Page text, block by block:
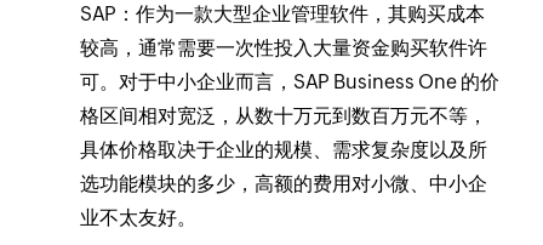
SAP：作为一款大型企业管理软件，其购买成本
较高，通常需要一次性投入大量资金购买软件许
可。对于中小企业而言，SAP Business One 的价
格区间相对宽泛，从数十万元到数百万元不等，
具体价格取决于企业的规模、需求复杂度以及所
选功能模块的多少，高额的费用对小微、中小企
业不太友好。